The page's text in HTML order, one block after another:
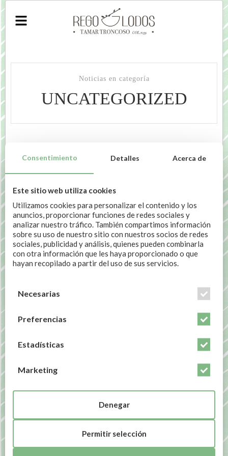
Noticias en categoría
UNCATEGORIZED
PORTAMAR TRONCOSO REGO SEPTIEMBRE 8, 2024
EN
La piel y su sincronización con el
ritmo circadiano
Buenos días Mi Regobirdo! Los ritmos circadianos son
Consentimiento Detalles Acerca de
Este sitio web utiliza cookies
Utilizamos cookies para personalizar el contenido y los
anuncios, proporcionar funciones de redes sociales y
analizar nuestro tráfico. También compartimos información
sobre su uso de nuestro sitio con nuestros socios de redes
sociales, publicidad y análisis, quienes pueden combinarla
con otra información que les haya proporcionado o que
hayan recopilado a partir del uso de sus servicios.
Necesarias
Preferencias
Estadísticas
Marketing
Denegar
Permitir selección